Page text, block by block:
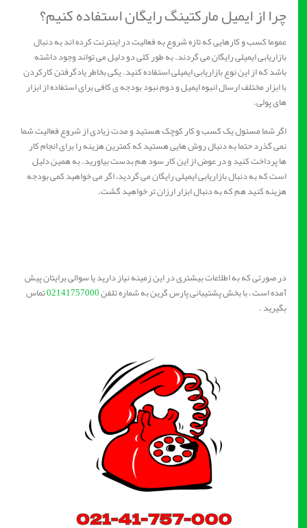
چرا از ایمیل مارکتینگ رایگان استفاده کنیم؟
عموما کسب و کارهایی که تازه شروع به فعالیت در اینترنت کرده اند به دنبال
بازاریابی ایمیلی رایگان می گردند. به طور کلی دو دلیل می تواند وجود داشته
باشد که از این نوع بازاریابی ایمیلی استفاده کنید. یکی بخاطر یادگرفتن کارکردن
با ابزار مختلف ارسال انبوه ایمیل و دوم نبود بودجه ی کافی برای استفاده از ابزار
های پولی.
اگر شما مسئول یک کسب و کار کوچک هستید و مدت زیادی از شروع فعالیت شما
نمی گذرد حتما به دنبال روش هایی هستید که کمترین هزینه را برای انجام کار
ها پرداخت کنید و در عوض از این کار سود هم بدست بیاورید. به همین دلیل
است که به دنبال بازاریابی ایمیلی رایگان می گردید، اگر می خواهید کمی بودجه
هزینه کنید هم که به دنبال ابزار ارزان تر خواهید گشت.
در صورتی که به اطلاعات بیشتری در این زمینه نیاز دارید یا سوالی برایتان پیش
آمده است ، با بخش پشتیبانی پارس گرین به شماره تلفن02141757000تماس
بگیرید .